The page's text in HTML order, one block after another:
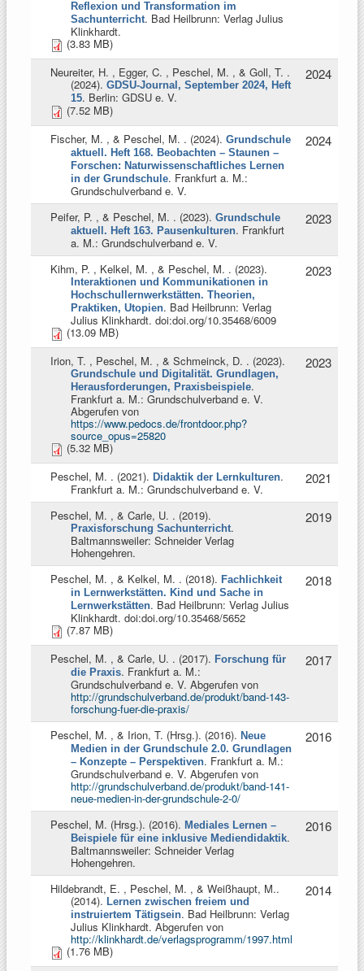
Reflexion und Transformation im
Sachunterricht. Bad Heilbrunn: Verlag Julius
Klinkhardt.
(3.83 MB)
Neureiter, H. , Egger, C. , Peschel, M. , & Goll, T. .
(2024). GDSU-Journal, September 2024, Heft
15. Berlin: GDSU e. V.
(7.52 MB)
2024
Fischer, M. , & Peschel, M. . (2024). Grundschule
aktuell. Heft 168. Beobachten – Staunen –
Forschen: Naturwissenschaftliches Lernen
in der Grundschule. Frankfurt a. M.:
Grundschulverband e. V.
2024
Peifer, P. , & Peschel, M. . (2023). Grundschule
aktuell. Heft 163. Pausenkulturen. Frankfurt
a. M.: Grundschulverband e. V.
2023
Kihm, P. , Kelkel, M. , & Peschel, M. . (2023).
Interaktionen und Kommunikationen in
Hochschullernwerkstätten. Theorien,
Praktiken, Utopien. Bad Heilbrunn: Verlag
Julius Klinkhardt. doi:doi.org/10.35468/6009
(13.09 MB)
2023
Irion, T. , Peschel, M. , & Schmeinck, D. . (2023).
Grundschule und Digitalität. Grundlagen,
Herausforderungen, Praxisbeispiele.
Frankfurt a. M.: Grundschulverband e. V.
Abgerufen von
https://www.pedocs.de/frontdoor.php?
source_opus=25820
(5.32 MB)
2023
Peschel, M. . (2021). Didaktik der Lernkulturen.
Frankfurt a. M.: Grundschulverband e. V.
2021
Peschel, M. , & Carle, U. . (2019).
Praxisforschung Sachunterricht.
Baltmannsweiler: Schneider Verlag
Hohengehren.
2019
Peschel, M. , & Kelkel, M. . (2018). Fachlichkeit
in Lernwerkstätten. Kind und Sache in
Lernwerkstätten. Bad Heilbrunn: Verlag Julius
Klinkhardt. doi:doi.org/10.35468/5652
(7.87 MB)
2018
Peschel, M. , & Carle, U. . (2017). Forschung für
die Praxis. Frankfurt a. M.:
Grundschulverband e. V. Abgerufen von
http://grundschulverband.de/produkt/band-143-
forschung-fuer-die-praxis/
2017
Peschel, M. , & Irion, T. (Hrsg.). (2016). Neue
Medien in der Grundschule 2.0. Grundlagen
– Konzepte – Perspektiven. Frankfurt a. M.:
Grundschulverband e. V. Abgerufen von
http://grundschulverband.de/produkt/band-141-
neue-medien-in-der-grundschule-2-0/
2016
Peschel, M. (Hrsg.). (2016). Mediales Lernen –
Beispiele für eine inklusive Mediendidaktik.
Baltmannsweiler: Schneider Verlag
Hohengehren.
2016
Hildebrandt, E. , Peschel, M. , & Weißhaupt, M..
(2014). Lernen zwischen freiem und
instruiertem Tätigsein. Bad Heilbrunn: Verlag
Julius Klinkhardt. Abgerufen von
http://klinkhardt.de/verlagsprogramm/1997.html
(1.76 MB)
2014